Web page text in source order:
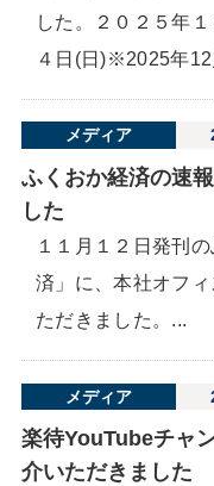
した。２０２５年
４日(日)※2025年
メディア
ふくおか経済の速
した
１１月１２日発刊
済」に、本社オフ
ただきました。...
メディア
楽待YouTubeチャ
介いただきました